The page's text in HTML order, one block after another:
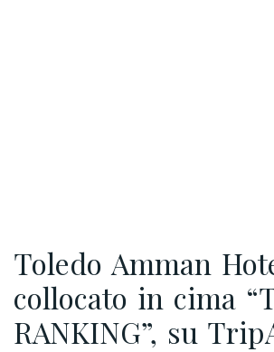
Toledo Amman
collocato in cima
RANKING”, su